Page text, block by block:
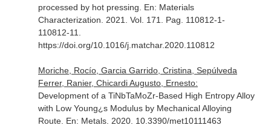
processed by hot pressing. En: Materials
Characterization . 2021. Vol. 171. Pag. 110812-1-
110812-11.
https://doi.org/10.1016/j.matchar.2020.110812
Moriche, Rocío, Garcia Garrido, Cristina, Sepúlveda
Ferrer, Ranier, Chicardi Augusto, Ernesto:
Development of a TiNbTaMoZr-Based High Entropy Alloy
with Low Young¿s Modulus by Mechanical Alloying
Route. En: Metals. 2020. 10.3390/met10111463